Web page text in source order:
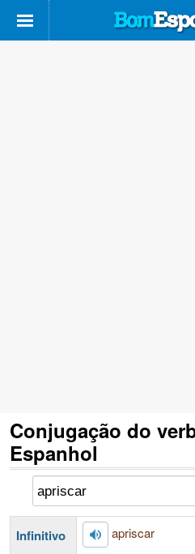
Conjugação do
Espanhol
Infinitivo apriscar